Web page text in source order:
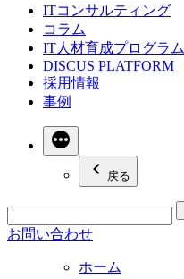
ITコンサルティング
コラム
IT人材育成プログラム
DISCUS PLATFORM
採用情報
事例
続
き
戻る
お問い合わせ
ホーム